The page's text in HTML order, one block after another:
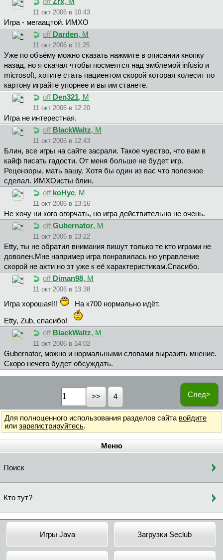
off Zrx, М
11 окт 2006 в 10:43
Игра - мегаацтой. ИМХО
off Darden, М
11 окт 2006 в 11:25
Уже по объёму можно сказать нажмите в описании кнопку
назад, но я скачал чтобы посмеятся над эмблемой infusio и
microsoft, хотите стать пациентом скорой которая колесит по
картону играйте упорнее и вы им станете.
off Den321, М
11 окт 2006 в 12:20
Игра не интерестная.
off BlackWaltz, М
11 окт 2006 в 12:43
Блин, все игры на сайте засрали. Такое чувство, что вам в
кайф писать гадости. От меня больше не будет игр.
Рецензоры, мать вашу. Хотя бы один из вас что полезное
сделал. ИМХОисты блин.
off koHyc, М
11 окт 2006 в 13:16
Не хочу ни кого огорчать, но игра действительно не очень.
off Gubernator, М
11 окт 2006 в 13:22
Etty, ты не обратил внимания пишут только те кто играми не
доволен.Мне например игра понравилась но управление
скорой не ахти но эт уже к её характеристикам.Спасибо.
off Diman98, М
11 окт 2006 в 13:38
Игра хорошая!!! На к700 нормально идёт.
Etty, Zub, спасибо!
off BlackWaltz, М
11 окт 2006 в 14:02
Gubernator, можно и нормальными словами выразить мнение.
Скоро нечего будет обсуждать.
След>
4
Для полноценного использования разделов сайта войдите
или зарегистрируйтесь.
Меню
Поиск
Кто тут?
Игры Java Загрузки Seclub